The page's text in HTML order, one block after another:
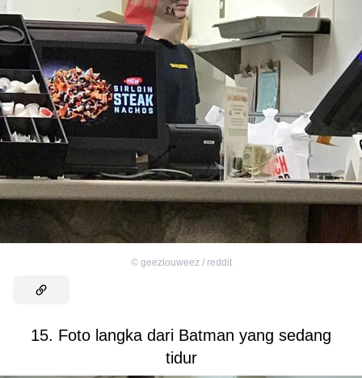
© geezlouweez / reddit
15. Foto langka dari Batman yang sedang
tidur